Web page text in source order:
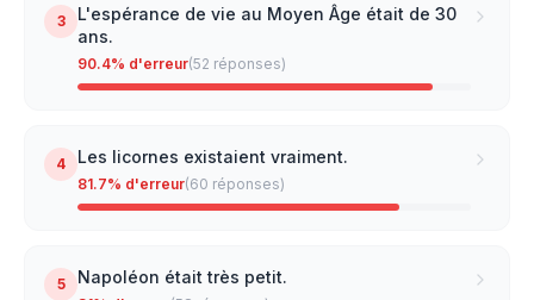
3
L'espérance de vie au Moyen Âge était de 30
ans.
90.4% d'erreur(52 réponses)
4 Les licornes existaient vraiment.
81.7% d'erreur(60 réponses)
5 Napoléon était très petit.